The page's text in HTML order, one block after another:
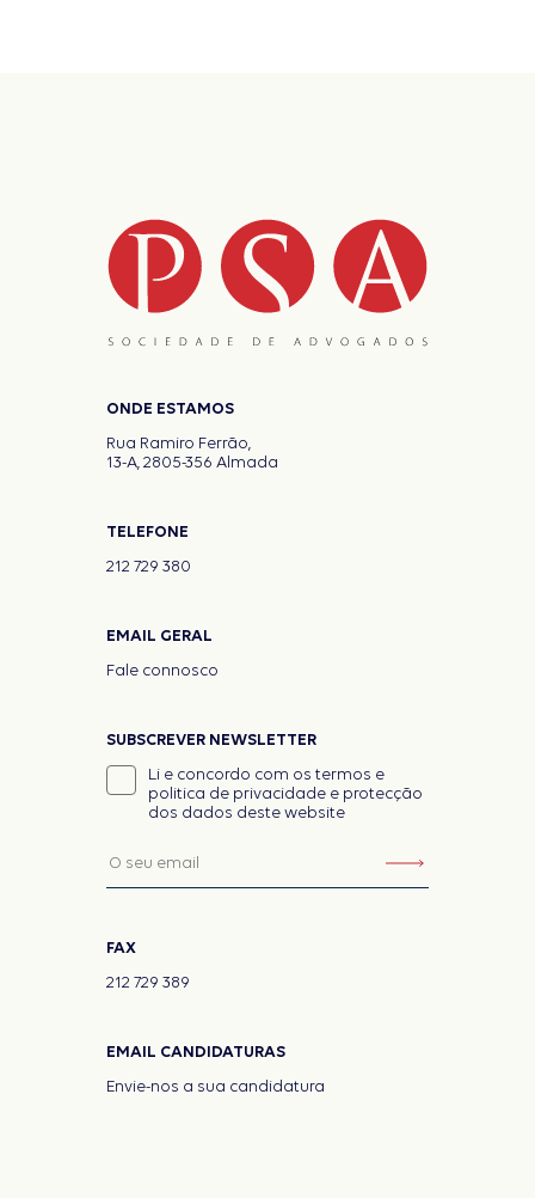
ONDE ESTAMOS
Rua Ramiro Ferrão,
13-A, 2805-356 Almada
TELEFONE
212 729 380
EMAIL GERAL
Fale connosco
SUBSCREVER NEWSLETTER
Li e concordo com os termos e
politica de privacidade e protecção
dos dados deste website
FAX
212 729 389
EMAIL CANDIDATURAS
Envie-nos a sua candidatura